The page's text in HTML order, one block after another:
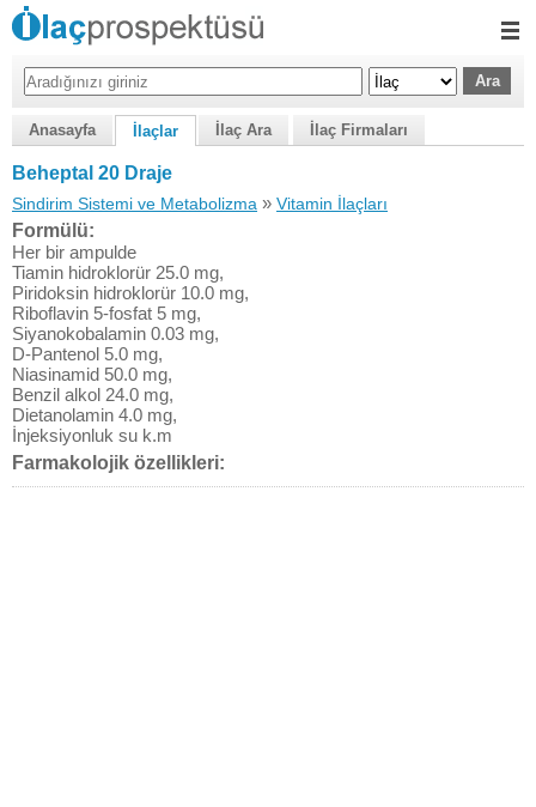
Anasayfa İlaçlar İlaç Ara İlaç Firmaları
Beheptal 20 Draje
Sindirim Sistemi ve Metabolizma » Vitamin İlaçları
Formülü:
Her bir ampulde
Tiamin hidroklorür 25.0 mg,
Piridoksin hidroklorür 10.0 mg,
Riboflavin 5-fosfat 5 mg,
Siyanokobalamin 0.03 mg,
D-Pantenol 5.0 mg,
Niasinamid 50.0 mg,
Benzil alkol 24.0 mg,
Dietanolamin 4.0 mg,
İnjeksiyonluk su k.m
Farmakolojik özellikleri: